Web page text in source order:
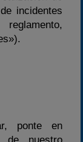
incidentes
ponte en